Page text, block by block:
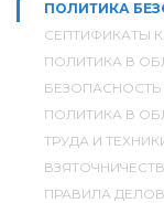
ПОЛИТИКА
СЕПТИФИКАТЫ
ПОЛИТИКА В
ПОЛИТИКА В
ТРУДА И
ПРАВИЛА